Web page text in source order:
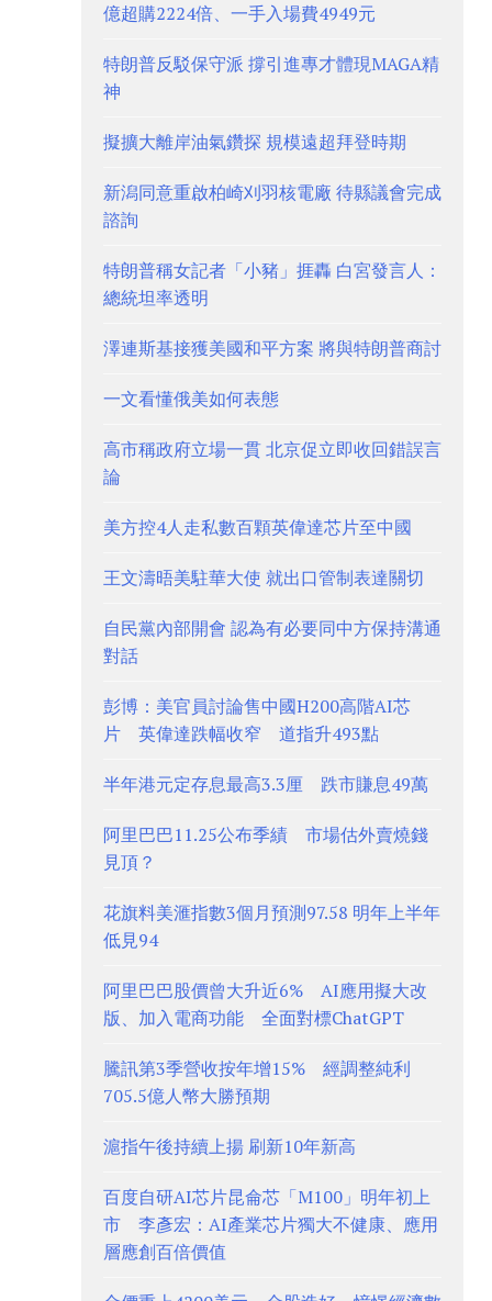
億超購2224倍、一手入場費4949元
特朗普反駁保守派 撐引進專才體現MAGA精
神
擬擴大離岸油氣鑽探 規模遠超拜登時期
新潟同意重啟柏崎刈羽核電廠 待縣議會完成
諮詢
特朗普稱女記者「小豬」捱轟 白宮發言人：
總統坦率透明
澤連斯基接獲美國和平方案 將與特朗普商討
一文看懂俄美如何表態
高市稱政府立場一貫 北京促立即收回錯誤言
論
美方控4人走私數百顆英偉達芯片至中國
王文濤晤美駐華大使 就出口管制表達關切
自民黨內部開會 認為有必要同中方保持溝通
對話
彭博：美官員討論售中國H200高階AI芯
片 英偉達跌幅收窄 道指升493點
半年港元定存息最高3.3厘 跌市賺息49萬
阿里巴巴11.25公布季績 市場估外賣燒錢
見頂？
花旗料美滙指數3個月預測97.58 明年上半年
低見94
阿里巴巴股價曾大升近6% AI應用擬大改
版、加入電商功能 全面對標ChatGPT
騰訊第3季營收按年增15% 經調整純利
705.5億人幣大勝預期
滬指午後持續上揚 刷新10年新高
百度自研AI芯片昆侖芯「M100」明年初上
市 李彥宏：AI產業芯片獨大不健康、應用
層應創百倍價值